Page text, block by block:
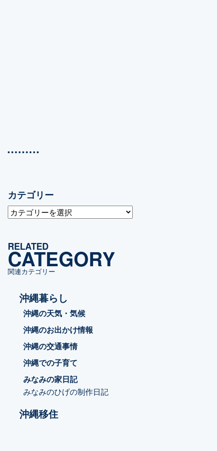
カテゴリー
カ
テ
リ
ー
RELATED
CATEGORY
関連カテゴリー
沖縄暮らし
沖縄の天気・気候
沖縄のお出かけ情報
沖縄の交通事情
沖縄での子育て
みなみの家日記
みなみのひげの制作日記
沖縄移住